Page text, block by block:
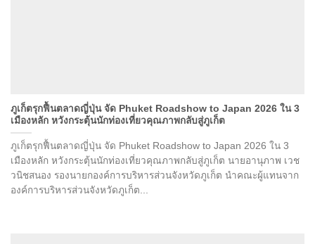
ภูเก็ตรุกฟื้นตลาดญี่ปุ่น จัด Phuket Roadshow to Japan 2026 ใน 3
เมืองหลัก หวังกระตุ้นนักท่องเที่ยวคุณภาพกลับสู่ภูเก็ต
ภูเก็ตรุกฟื้นตลาดญี่ปุ่น จัด Phuket Roadshow to Japan 2026 ใน 3
เมืองหลัก หวังกระตุ้นนักท่องเที่ยวคุณภาพกลับสู่ภูเก็ต นายอานุภาพ เวช
วนิชสนอง รองนายกองค์การบริหารส่วนจังหวัดภูเก็ต นำคณะผู้แทนจาก
องค์การบริหารส่วนจังหวัดภูเก็ต...